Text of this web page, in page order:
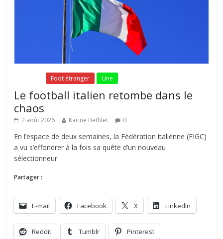
Foot étranger Une
Le football italien retombe dans le
chaos
2 août 2026 Karine Bethlet 0
En l’espace de deux semaines, la Fédération italienne (FIGC)
a vu s’effondrer à la fois sa quête d’un nouveau
sélectionneur
Partager :
E-mail Facebook X LinkedIn
Reddit Tumblr Pinterest